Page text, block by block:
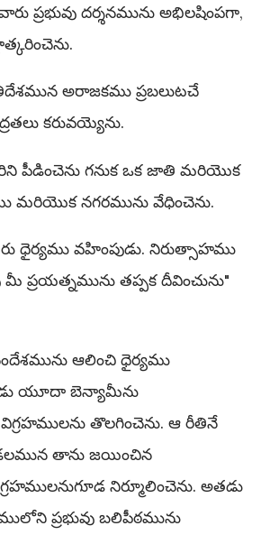
ప్రభువు దర్శనమును అభిలషింపగా,
అరాజకము ప్రబలుటచే
కరువయ్యెను.
పీడించెను గనుక ఒక జాతి మరియొక
మరియొక నగరమును వేధించెను.
ధైర్యము వహింపుడు. నిరుత్సాహము
మీ ప్రయత్నమును తప్పక దీవించును"
ఆలించి ధైర్యము
యూదా బెన్యామీను
తొలగించెను. ఆ రీతినే
తాను జయించిన
నిర్మూలించెను. అతడు
ప్రభువు బలిపీఠమును